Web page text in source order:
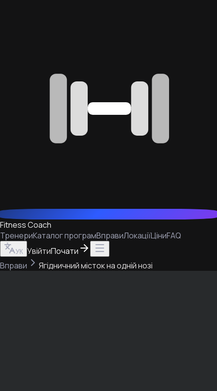
Fitness Coach
ТренериКаталог програмВправиЛокаціїЦіниFAQ
УК УвійтиПочати
Вправи
Ягідничний місток на одній нозі